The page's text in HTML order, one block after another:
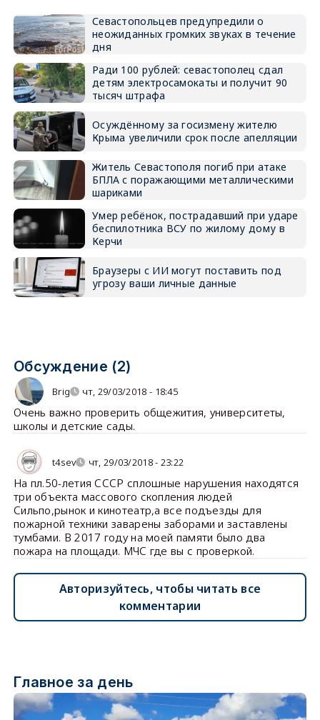
Севастопольцев предупредили о
неожиданных громких звуках в течение
дня
Ради 100 рублей: севастополец сдал
детям электросамокаты и получит 90
тысяч штрафа
Осуждённому за госизмену жителю
Крыма увеличили срок после апелляции
Житель Севастополя погиб при атаке
БПЛА с поражающими металлическими
шариками
Умер ребёнок, пострадавший при ударе
беспилотника ВСУ по жилому дому в
Керчи
Браузеры с ИИ могут поставить под
угрозу ваши личные данные
Обсуждение (2)
Brig чт, 29/03/2018 - 18:45
Очень важно проверить общежития, университеты,
школы и детские сады.
t4sev чт, 29/03/2018 - 23:22
На пл.50-летия СССР сплошные нарушения находятся
три объекта массового скопления людей
Сильпо,рынок и кинотеатр,а все подъезды для
пожарной техники заварены заборами и заставлены
тумбами. В 2017 году на моей памяти было два
пожара на площади. МЧС где вы с проверкой.
Авторизуйтесь, чтобы читать все
комментарии
Главное за день